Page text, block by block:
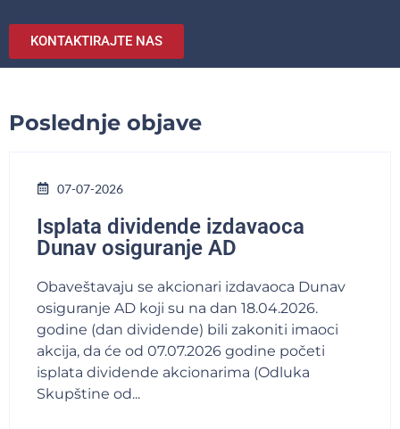
KONTAKTIRAJTE NAS
Poslednje objave
07-07-2026
Isplata dividende izdavaoca
Dunav osiguranje AD
Obaveštavaju se akcionari izdavaoca Dunav
osiguranje AD koji su na dan 18.04.2026.
godine (dan dividende) bili zakoniti imaoci
akcija, da će od 07.07.2026 godine početi
isplata dividende akcionarima (Odluka
Skupštine od...